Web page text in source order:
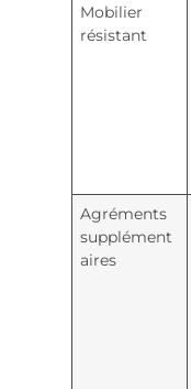
Mobilier
résistant
Agréments
supplément
aires